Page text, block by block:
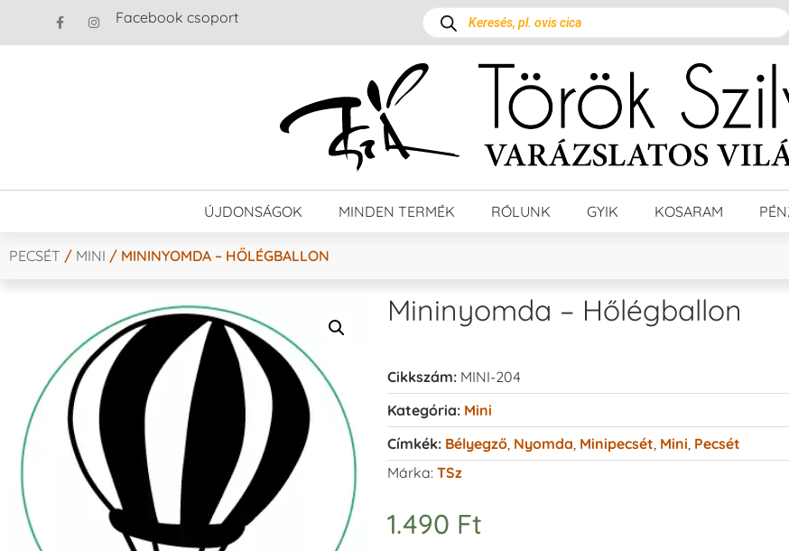
Facebook csoport
ÚJDONSÁGOK MINDEN TERMÉK RÓLUNK GYIK KOSARAM
PECSÉT / MINI / MININYOMDA – HŐLÉGBALLON
Mininyomda – Hőlégballon
Cikkszám: MINI-204
Kategória: Mini
Címkék: Bélyegző, Nyomda Minipecsét Mini Pecsét
Márka: TSz
1.490 Ft